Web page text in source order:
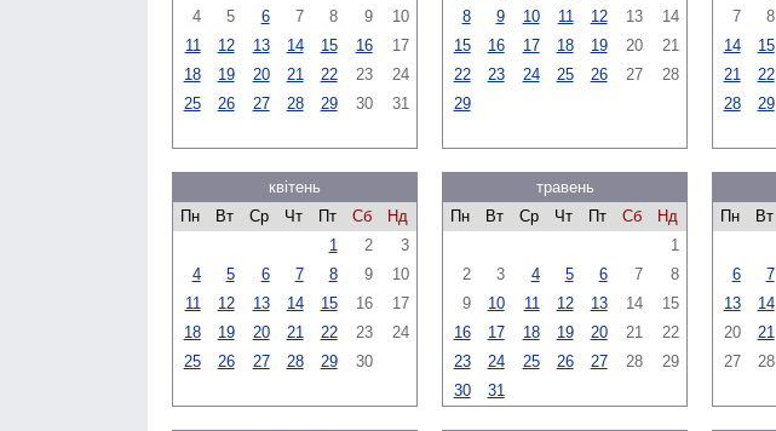
4
5 6 7 8 9
10
11
12 13 14 15 16
17
18
19 20 21 22 23
24
25
26 27 28 29 30 31
8
9 10 11 12 13
14
15
16 17 18 19 20
21
22
23 24 25 26 27
28
29
7
8
14
15
21
22
28
29
квітень
Пн
Вт Ср Чт Пт Сб
Нд
1
2
3
4
5 6 7 8 9
10
11
12 13 14 15 16
17
18
19 20 21 22 23
24
25
26 27 28 29 30
травень
Пн
Вт Ср Чт Пт Сб
Нд
1
2
3 4 5 6 7
8
9
10 11 12 13 14
15
16
17 18 19 20 21
22
23
24 25 26 27 28
29
30
31
Пн
Вт
6
7
13
14
20
21
27
28